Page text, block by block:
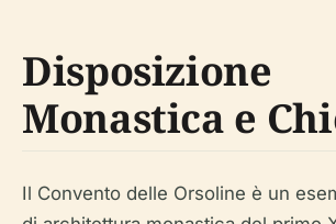
Disposizione
Monastica e
Il Convento delle Orsoline è un